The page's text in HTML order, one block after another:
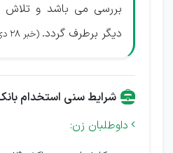
بررسی می باشد و تلاش
دیگر برطرف گردد. (خبر 28 دی 1404)
شرایط سنی استخدام
 داوطلبان زن: